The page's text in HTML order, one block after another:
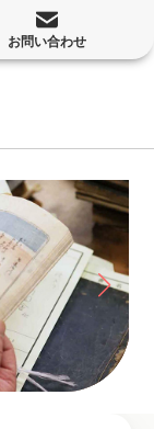
お問い合わせ